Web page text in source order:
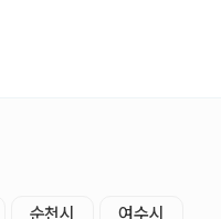
순천시 여수시